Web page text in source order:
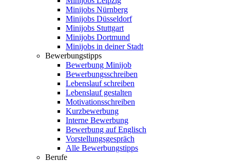
Minijobs Nürnberg
Minijobs Düsseldorf
Minijobs Stuttgart
Minijobs Dortmund
Minijobs in deiner Stadt
Bewerbungstipps
Bewerbung Minijob
Bewerbungsschreiben
Lebenslauf schreiben
Lebenslauf gestalten
Motivationsschreiben
Kurzbewerbung
Interne Bewerbung
Bewerbung auf Englisch
Vorstellungsgespräch
Alle Bewerbungstipps
Berufe